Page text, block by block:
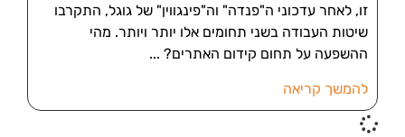
זו, לאחר עדכוני ה"פנדה" וה"פינגווין" של גוגל, התקרבו
שיטות העבודה בשני תחומים אלו יותר ויותר. מהי
ההשפעה על תחום קידום האתרים?
להמשך קריאה